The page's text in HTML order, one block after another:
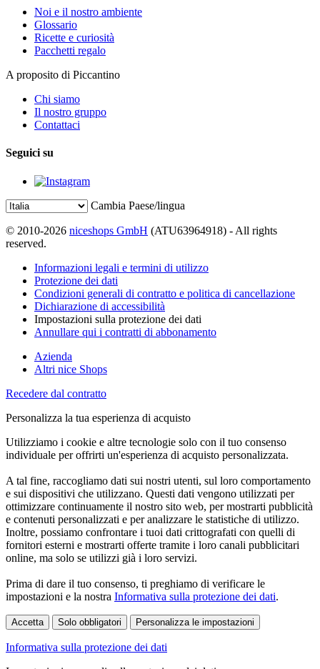
Noi e il nostro ambiente
Glossario
Ricette e curiosità
Pacchetti regalo
A proposito di Piccantino
Chi siamo
Il nostro gruppo
Contattaci
Seguici su
Cambia Paese/lingua
© 2010-2026 niceshops GmbH (ATU63964918) - All rights
reserved.
Informazioni legali e termini di utilizzo
Protezione dei dati
Condizioni generali di contratto e politica di cancellazione
Dichiarazione di accessibilità
Impostazioni sulla protezione dei dati
Annullare qui i contratti di abbonamento
Azienda
Altri nice Shops
Recedere dal contratto
Personalizza la tua esperienza di acquisto
Utilizziamo i cookie e altre tecnologie solo con il tuo consenso
individuale per offrirti un'esperienza di acquisto personalizzata.
A tal fine, raccogliamo dati sui nostri utenti, sul loro comportamento
e sui dispositivi che utilizzano. Questi dati vengono utilizzati per
ottimizzare continuamente il nostro sito web, per mostrarti pubblicità
e contenuti personalizzati e per analizzare le statistiche di utilizzo.
Inoltre, possiamo confrontare i tuoi dati crittografati con quelli di
fornitori esterni e mostrarti offerte tramite i loro canali pubblicitari
online, ma solo se utilizzi già i loro servizi.
Prima di dare il tuo consenso, ti preghiamo di verificare le
impostazioni e la nostra Informativa sulla protezione dei dati.
Accetta Solo obbligatori Personalizza le impostazioni
Informativa sulla protezione dei dati